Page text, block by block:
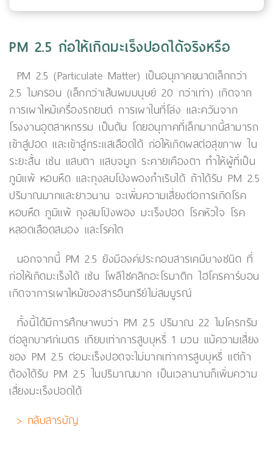
PM 2.5 ก่อให้เกิดมะเร็งปอดได้จริงหรือ
PM 2.5 (Particulate Matter) เป็นอนุภาคขนาดเล็กกว่า
2.5 ไมครอน (เล็กกว่าเส้นผมมนุษย์ 20 กว่าเท่า) เกิดจาก
การเผาไหม้เครื่องรถยนต์ การเผาในที่โล่ง และควันจาก
โรงงานอุตสาหกรรม เป็นต้น โดยอนุภาคที่เล็กมากนี้สามารถ
เข้าสู่ปอด และเข้าสู่กระแสเลือดได้ ก่อให้เกิดผลต่อสุขภาพ ใน
ระยะสั้น เช่น แสบตา แสบจมูก ระคายเคืองตา ทำให้ผู้ที่เป็น
ภูมิแพ้ หอบหืด และถุงลมโป่งพองกำเริบได้ ถ้าได้รับ PM 2.5
ปริมาณมากและยาวนาน จะเพิ่มความเสี่ยงต่อการเกิดโรค
หอบหืด ภูมิแพ้ ถุงลมโป่งพอง มะเร็งปอด โรคหัวใจ โรค
หลอดเลือดสมอง และโรคไต
นอกจากนี้ PM 2.5 ยังมีองค์ประกอบสารเคมีบางชนิด ที่
ก่อให้เกิดมะเร็งได้ เช่น โพลีไซคลิกอะโรมาติก ไฮโครคาร์บอน
เกิดจาการเผาไหม้ของสารอินทรีย์ไม่สมบูรณ์
ทั้งนี้ได้มีการศึกษาพบว่า PM 2.5 ปริมาณ 22 ไมโครกรัม
ต่อลูกบาศก์เมตร เทียบเท่าการสูบบุหรี่ 1 มวน แม้ความเสี่ยง
ของ PM 2.5 ต่อมะเร็งปอดจะไม่มากเท่าการสูบบุหรี่ แต่ถ้า
ต้องได้รับ PM 2.5 ในปริมาณมาก เป็นเวลานานก็เพิ่มความ
เสี่ยงมะเร็งปอดได้
> กลับสารบัญ